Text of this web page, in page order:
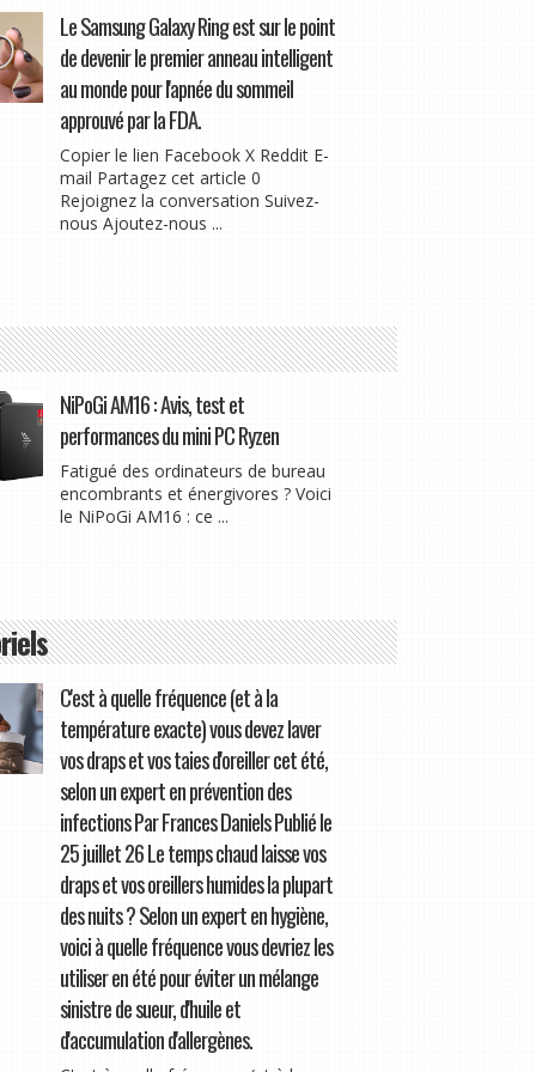
Le Samsung Galaxy Ring est sur le point
de devenir le premier anneau intelligent
au monde pour l'apnée du sommeil
approuvé par la FDA.
Copier le lien Facebook X Reddit E-
mail Partagez cet article 0
Rejoignez la conversation Suivez-
nous Ajoutez-nous ...
NiPoGi AM16 : Avis, test et
performances du mini PC Ryzen
Fatigué des ordinateurs de bureau
encombrants et énergivores ? Voici
le NiPoGi AM16 : ce ...
C'est à quelle fréquence (et à la
température exacte) vous devez laver
vos draps et vos taies d'oreiller cet été,
selon un expert en prévention des
infections Par Frances Daniels Publié le
25 juillet 26 Le temps chaud laisse vos
draps et vos oreillers humides la plupart
des nuits ? Selon un expert en hygiène,
voici à quelle fréquence vous devriez les
utiliser en été pour éviter un mélange
sinistre de sueur, d'huile et
d'accumulation d'allergènes.